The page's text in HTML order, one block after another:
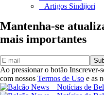
– Artigos Sindijori
Mantenha-se
mais importantes
Ao pressionar o botão Inscrever-
com nossos Termos de Uso e as